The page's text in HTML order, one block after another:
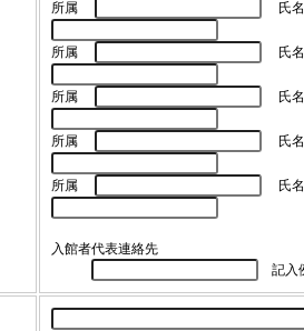
所属 氏
所属 氏
所属 氏
所属 氏
所属 氏
入館者代表連絡先
記入